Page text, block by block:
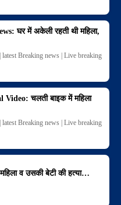
घर में अकेली रहती थी महिला,
Breaking news | Live breaking
चलती बाइक में महिला
Breaking news | Live breaking
व उसकी बेटी की हत्या…